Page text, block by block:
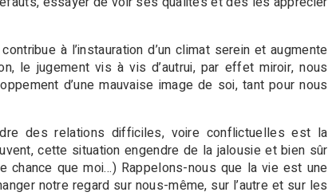
à l’instauration d’un climat serein et augmente
le jugement vis à vis d’autrui, par effet miroir, nous
d’une mauvaise image de soi, tant pour nous
des relations difficiles, voire conflictuelles est la
cette situation engendre de la jalousie et bien sûr
que moi…) Rappelons-nous que la vie est une
notre regard sur nous-même, sur l’autre et sur les